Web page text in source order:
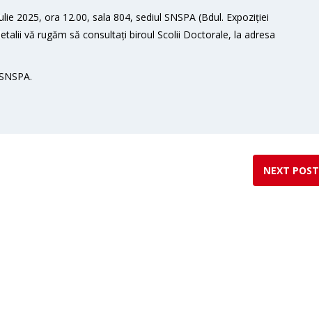
2025, ora 12.00, sala 804, sediul SNSPA (Bdul. Expoziției
vă rugăm să consultați biroul Scolii Doctorale, la adresa
NEXT POST